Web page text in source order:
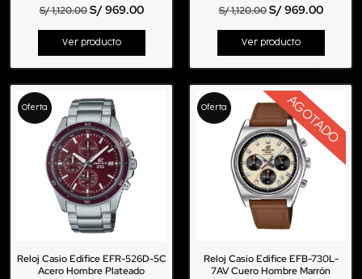
S/1,120.00 S/969.00
Ver producto
S/1,120.00 S/969.00
Ver producto
Oferta
Reloj Casio Edifice EFR-526D-5C
Acero Hombre Plateado
Oferta AGOTADO
Reloj Casio Edifice EFB-730L-
7AV Cuero Hombre Marrón